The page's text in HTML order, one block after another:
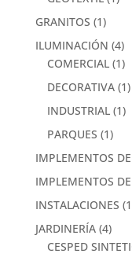
GRANITOS (1)
ILUMINACIÓN (4)
COMERCIAL (1)
DECORATIVA (1)
INDUSTRIAL (1)
PARQUES (1)
IMPLEMENTOS
IMPLEMENTOS
INSTALACIONES
JARDINERÍA (4)
CESPED